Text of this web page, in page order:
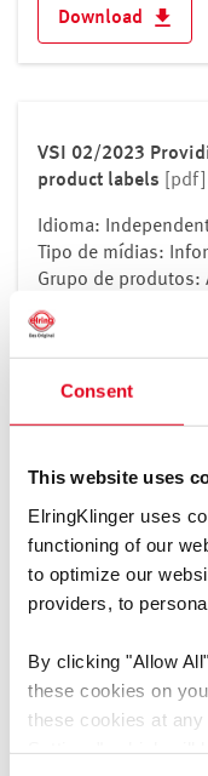
Consent
This website uses
ElringKlinger uses
functioning of our
to optimize our
providers, to
By clicking "Allow All"
these cookies on
these cookies at
Download
VSI 02/2023
product labels
[pdf]
Idioma:
Tipo de mídias:
Grupo de produtos:
Fitas vedantes,
Juntas das hastes
Juntas especiais,
vedação,
novas etiquetas de
Idioma:
Tipo de mídias:
Grupo de produtos: